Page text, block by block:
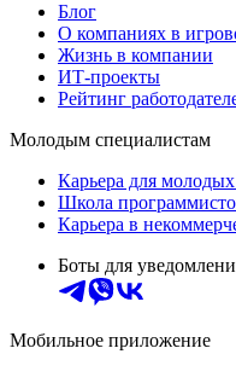
Блог
О компаниях в
Жизнь в компании
ИТ-проекты
Рейтинг
Молодым специалистам
Карьера для
Школа
Карьера в
Боты для
Мобильное приложение